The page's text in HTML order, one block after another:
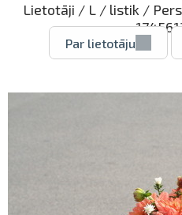
Lietotāji / L / listik /
Par lietotāju